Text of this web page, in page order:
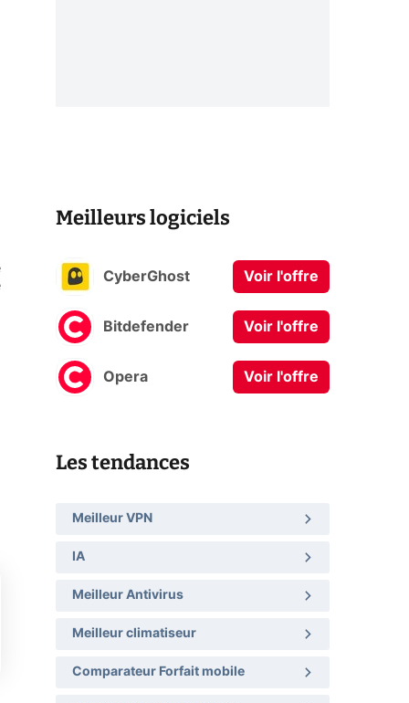
Meilleurs logiciels
CyberGhost Voir l'offre
Bitdefender Voir l'offre
Opera Voir l'offre
Les tendances
Meilleur VPN
IA
Meilleur Antivirus
Meilleur climatiseur
Comparateur Forfait mobile